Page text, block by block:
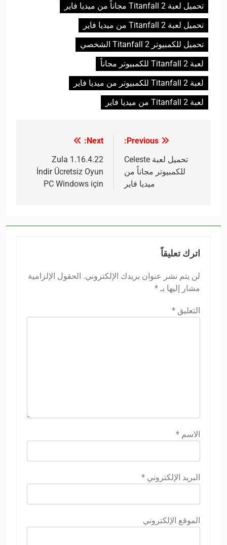
تحميل لعبة Titanfall 2 مجاناً من ميديا فاير
تحميل لعبة Titanfall 2 من ميديا فاير
تحميل للكمبيوتر Titanfall 2 الشخصي
لعبة Titanfall 2 للكمبيوتر مجاناً
لعبة Titanfall 2 للكمبيوتر من ميديا فاير
لعبة Titanfall 2 من ميديا فاير
المقالات
Previous:
تحميل لعبة Celeste
للكمبيوتر مجاناً من
ميديا فاير
Next:
Zula 1.16.4.22
İndir Ücretsiz Oyun
PC Windows için
اترك تعليقاً
لن يتم نشر عنوان بريدك الإلكتروني. الحقول الإلزامية
مشار إليها بـ *
التعليق *
الاسم *
البريد الإلكتروني *
الموقع الإلكتروني